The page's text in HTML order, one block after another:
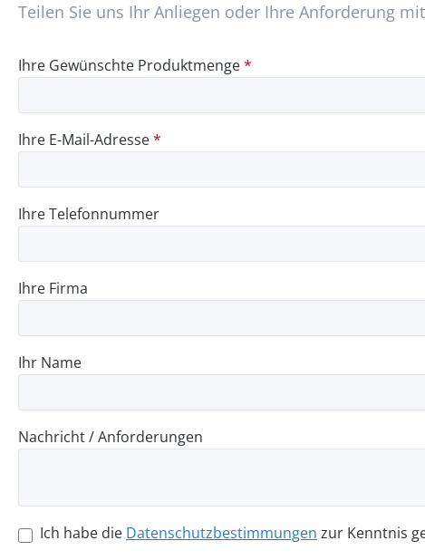
Teilen Sie uns Ihr Anliegen oder Ihre Anforderung
Ihre Gewünschte Produktmenge*
Ihre E-Mail-Adresse*
Ihre Telefonnummer
Ihre Firma
Ihr Name
Nachricht / Anforderungen
Ich habe die Datenschutzbestimmungen zur Kenntnis